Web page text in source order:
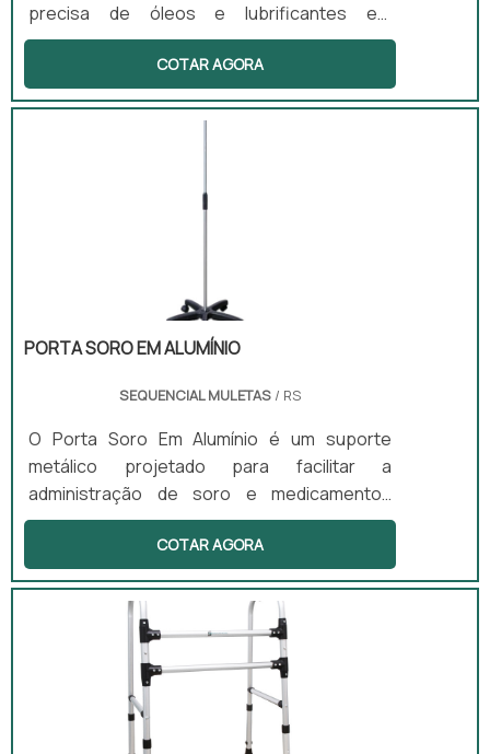
precisa de óleos e lubrificantes em
equipamentos ortopédicos e hospitalares.
Este produto é essencial para garantir a
manutenção segura e eficaz de diversos
dispositivos, contribuindo para o bom
almotolia é portátil, resistente e fácil de usar,
COTAR AGORA
PORTA SORO EM ALUMÍNIO
SEQUENCIAL MULETAS/ RS
O Porta Soro Em Alumínio é um suporte
metálico projetado para facilitar a
administração de soro e medicamentos
intravenosos. Este equipamento é equipado
com rodízios que proporcionam mobilidade
ao paciente durante as infusões, permitindo
que ele se mova com segurança e conforto.
Além disso, o porta soro possui ganchos
para a fixação de bolsas de soro, garantindo
que os medicamentos estejam sempre
acessíveis. A altura do suporte é ajustável, e
sua base é estável, tornando-o ideal para
COTAR AGORA